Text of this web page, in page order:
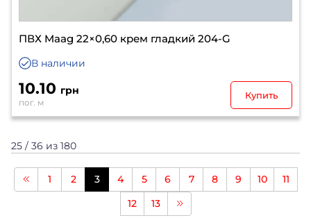
ПВХ Maag 22×0,60 крем гладкий 204-G
В наличии
10.10 грн
пог. м
Купить
25 / 36 из 180
1 2 3 4 5 6 7 8 9 10
11
12
13